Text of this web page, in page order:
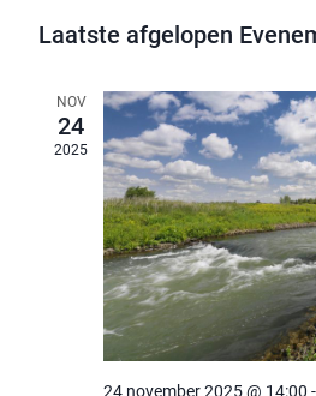
een
Laatste afgelopen
NOV
24
2025
24 november 2025 @ 14:00 -